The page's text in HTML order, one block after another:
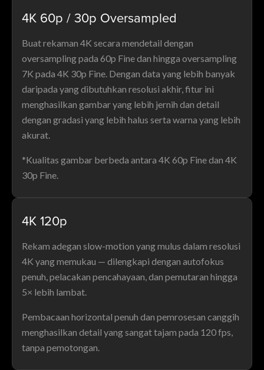
4K 60p / 30p Oversampled
Buat rekaman 4K secara mendetail dengan
oversampling pada 60p Fine dan hingga oversampling
7K pada 4K 30p Fine. Dengan data yang lebih banyak
daripada yang dibutuhkan resolusi akhir, fitur ini
menghasilkan gambar yang lebih jernih dan detail
dengan gradasi yang lebih halus serta warna yang lebih
akurat.
*Kualitas gambar berbeda antara 4K 60p Fine dan 4K
30p Fine.
4K 120p
Rekam adegan slow-motion yang mulus dalam resolusi
4K yang memukau — dilengkapi dengan autofokus
penuh, pelacakan pencahayaan, dan pemutaran hingga
5× lebih lambat.
Pembacaan horizontal penuh dan pemrosesan canggih
menghasilkan detail yang sangat tajam pada 120 fps,
tanpa pemotongan.